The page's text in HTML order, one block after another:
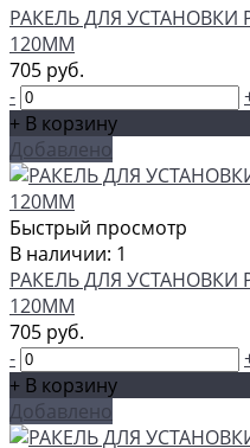
РАКЕЛЬ ДЛЯ УСТАНОВКИ
120ММ
705 руб.
-
+ В корзину
Добавлено
Быстрый просмотр
В наличии: 1
РАКЕЛЬ ДЛЯ
120ММ
705 руб.
-
+ В корзину
Добавлено